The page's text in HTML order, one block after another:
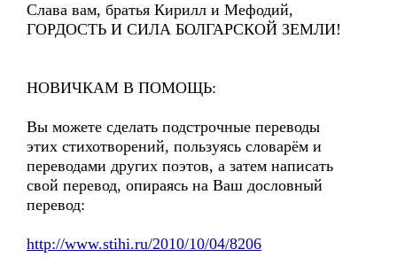
Слава вам, братья Кирилл и Мефодий,
ГОРДОСТЬ И СИЛА БОЛГАРСКОЙ ЗЕМЛИ!
НОВИЧКАМ В ПОМОЩЬ:
Вы можете сделать подстрочные переводы
этих стихотворений, пользуясь словарём и
переводами других поэтов, а затем написать
свой перевод, опираясь на Ваш дословный
перевод:
http://www.stihi.ru/2010/10/04/8206